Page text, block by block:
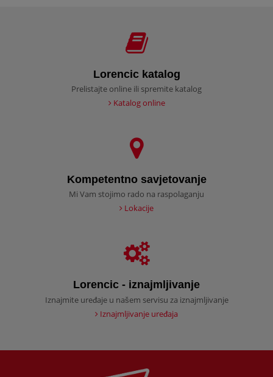
Lorencic katalog
Prelistajte online ili spremite katalog
Katalog online
Kompetentno savjetovanje
Mi Vam stojimo rado na raspolaganju
Lokacije
Lorencic - iznajmljivanje
Iznajmite uređaje u našem servisu za iznajmljivanje
Iznajmljivanje uređaja